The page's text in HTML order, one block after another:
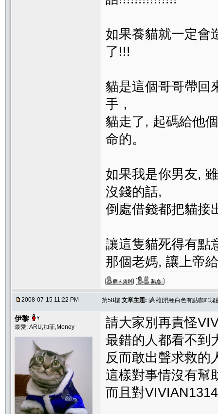
如果養貓就一定會
了!!!
貓是這個哥哥帶回
手，
貓走了, 起碼給他
命的。
如果我是你男友,
沒錢的話,
倒處借錢都把貓接
讓這隻貓死得有點
那個老媽, 讓上帝
2008-07-15 11:22 PM 第58樓 文章主題: [高雄]混種白色有點咖啡
伊黎
最愛: ARU,加菲,Money
請大家別再責怪
最錯的人都看不到
反而敢出聲求救的
這樣對事情沒有幫
而且對